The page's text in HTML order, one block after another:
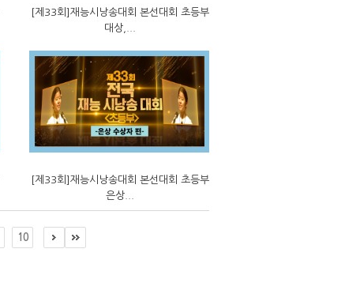
[제33회]재능시낭송대회 본선대회 초등부
대상,...
[제33회]재능시낭송대회 본선대회 초등부
은상...
10